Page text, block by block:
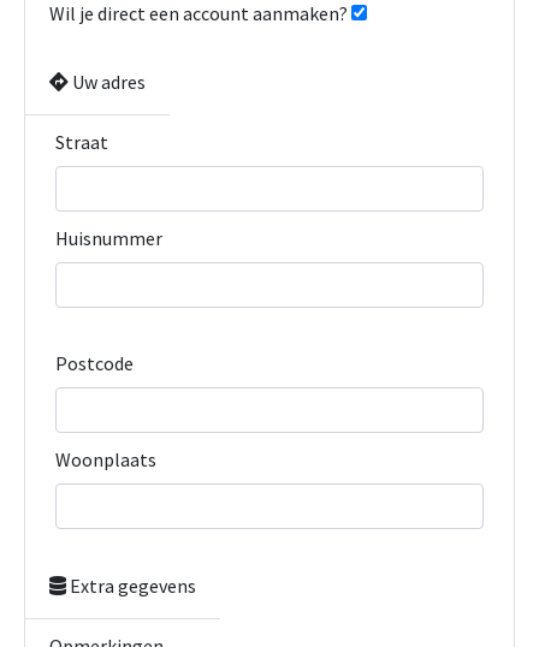
Wil je direct een account aanmaken?
Uw adres
Straat
Huisnummer
Postcode
Woonplaats
Extra gegevens